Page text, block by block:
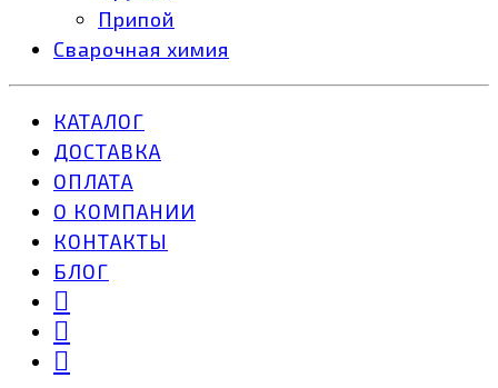
Припой
Сварочная химия
КАТАЛОГ
ДОСТАВКА
ОПЛАТА
О КОМПАНИИ
КОНТАКТЫ
БЛОГ